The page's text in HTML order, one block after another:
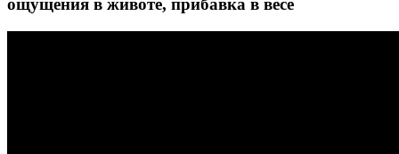
ощущения в животе, прибавка в весе